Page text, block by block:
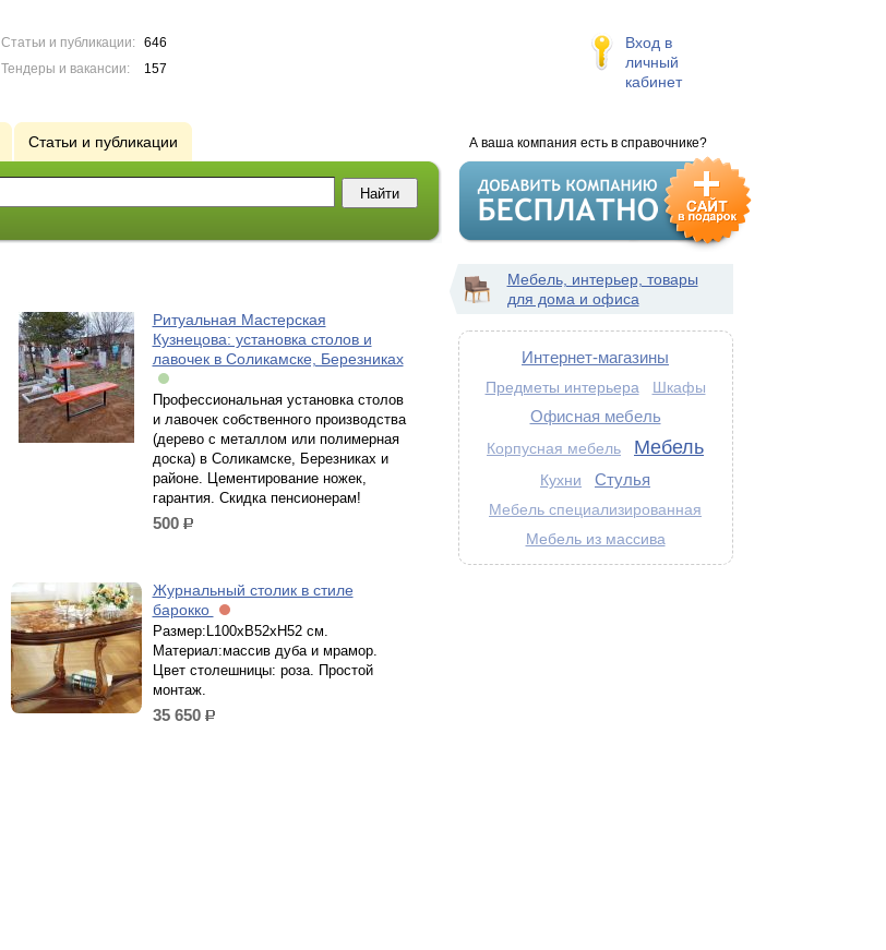
Статьи и публикации:
646
Тендеры и вакансии:
157
Вход в
личный
кабинет
А ваша компания есть в справочнике?
Статьи и публикации
Ритуальная Мастерская
Кузнецова: установка столов и
лавочек в Соликамске, Березниках
Профессиональная установка столов
и лавочек собственного производства
(дерево с металлом или полимерная
доска) в Соликамске, Березниках и
районе. Цементирование ножек,
гарантия. Скидка пенсионерам!
500 р.
Журнальный столик в стиле
барокко
Размер:L100xB52xH52 см.
Материал:массив дуба и мрамор.
Цвет столешницы: роза. Простой
монтаж.
35 650 р.
Мебель, интерьер, товары
для дома и офиса
Интернет-магазины
Предметы интерьера Шкафы
Офисная мебель
Корпусная мебель Мебель
Кухни Стулья
Мебель специализированная
Мебель из массива